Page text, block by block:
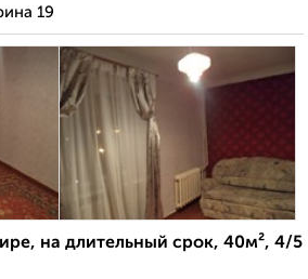
19
на длительный срок, 40м², 4/5